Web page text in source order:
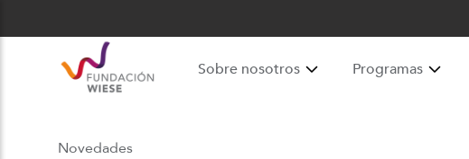
Sobre nosotros Programas
Novedades